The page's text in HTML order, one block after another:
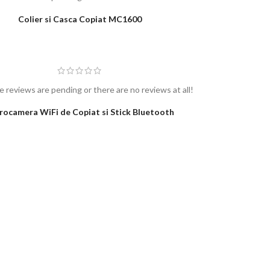
Colier si Casca Copiat MC1600
reviews are pending or there are no reviews at all!
WiFi de Copiat si Stick Bluetooth